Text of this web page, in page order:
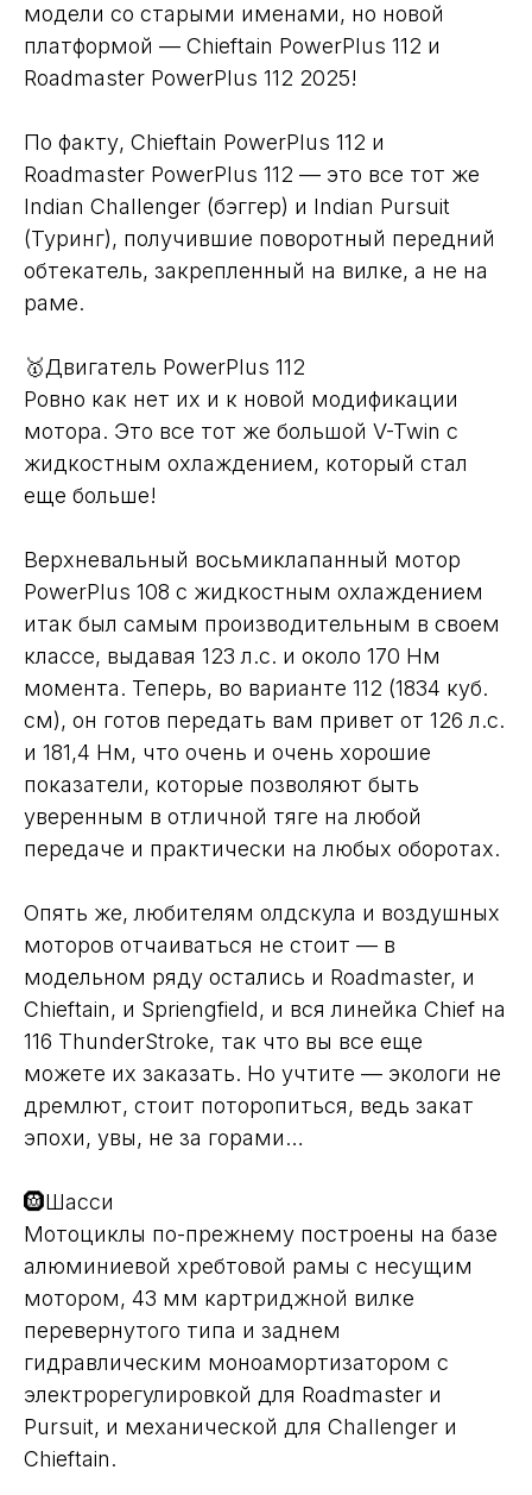
модели со старыми именами, но новой
платформой — Chieftain PowerPlus 112 и
Roadmaster PowerPlus 112 2025!
По факту, Chieftain PowerPlus 112 и
Roadmaster PowerPlus 112 — это все тот же
Indian Challenger (бэггер) и Indian Pursuit
(Туринг), получившие поворотный передний
обтекатель, закрепленный на вилке, а не на
раме.
🥇Двигатель PowerPlus 112
Ровно как нет их и к новой модификации
мотора. Это все тот же большой V-Twin с
жидкостным охлаждением, который стал
еще больше!
Верхневальный восьмиклапанный мотор
PowerPlus 108 с жидкостным охлаждением
итак был самым производительным в своем
классе, выдавая 123 л.с. и около 170 Нм
момента. Теперь, во варианте 112 (1834 куб.
см), он готов передать вам привет от 126 л.с.
и 181,4 Нм, что очень и очень хорошие
показатели, которые позволяют быть
уверенным в отличной тяге на любой
передаче и практически на любых оборотах.
Опять же, любителям олдскула и воздушных
моторов отчаиваться не стоит — в
модельном ряду остались и Roadmaster, и
Chieftain, и Spriengfield, и вся линейка Chief на
116 ThunderStroke, так что вы все еще
можете их заказать. Но учтите — экологи не
дремлют, стоит поторопиться, ведь закат
эпохи, увы, не за горами…
🛞Шасси
Мотоциклы по-прежнему построены на базе
алюминиевой хребтовой рамы с несущим
мотором, 43 мм картриджной вилке
перевернутого типа и заднем
гидравлическим моноамортизатором с
электрорегулировкой для Roadmaster и
Pursuit, и механической для Challenger и
Chieftain.